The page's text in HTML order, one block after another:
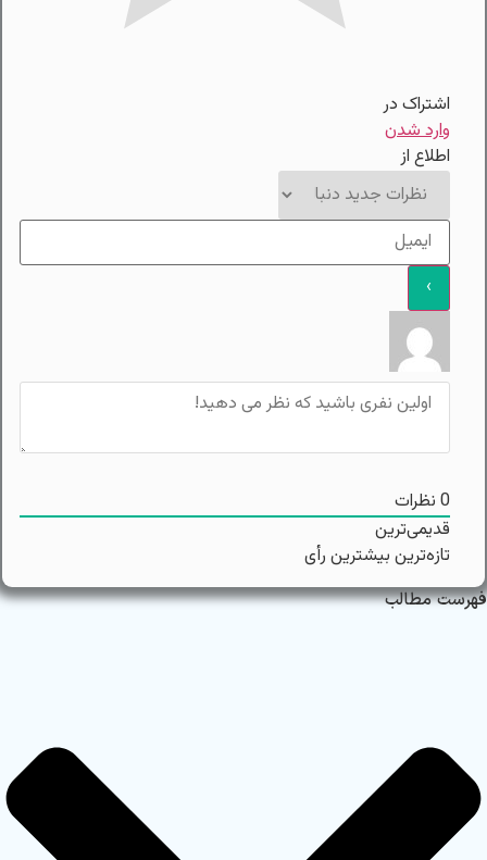
اشتراک در
وارد شدن
اطلاع از
0 نظرات
قدیمی‌ترین
تازه‌ترین بیشترین رأی
فهرست مطالب